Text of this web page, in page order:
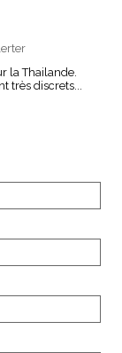
la Thailande.
très discrets...